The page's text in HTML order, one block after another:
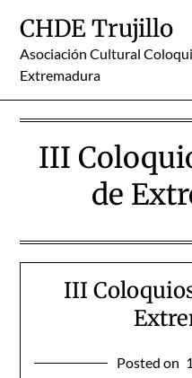
content
CHDE Trujillo
Asociación Cultural
Extremadura
III
de
III
Posted on